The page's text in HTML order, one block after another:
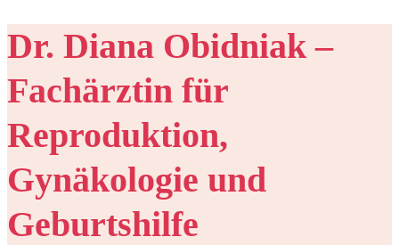
Dr. Diana Obidniak –
Fachärztin für
Reproduktion,
Gynäkologie und
Geburtshilfe